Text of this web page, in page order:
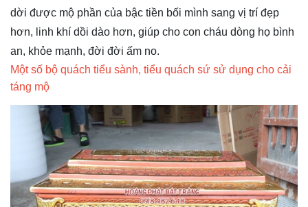
dời được mộ phần của bậc tiền bối mình sang vị trí đẹp
hơn, linh khí dồi dào hơn, giúp cho con cháu dòng họ bình
an, khỏe mạnh, đời đời ấm no.
Một số bộ quách tiểu sành, tiểu quách sứ sử dụng cho cải
táng mộ